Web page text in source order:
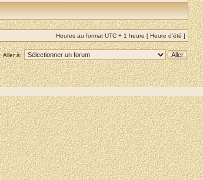
Heures au format UTC + 1 heure [ Heure d’été ]
Aller à: